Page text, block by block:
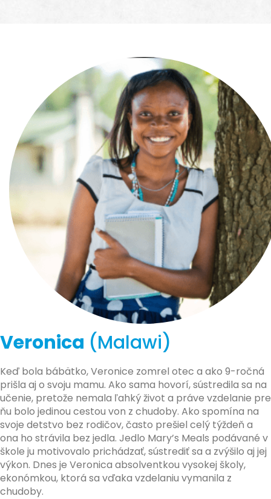
Veronica (Malawi)
Keď bola bábätko, Veronice zomrel otec a ako 9-ročná
prišla aj o svoju mamu. Ako sama hovorí, sústredila sa na
učenie, pretože nemala ľahký život a práve vzdelanie pre
ňu bolo jedinou cestou von z chudoby. Ako spomína na
svoje detstvo bez rodičov, často prešiel celý týždeň a
ona ho strávila bez jedla. Jedlo Mary’s Meals podávané v
škole ju motivovalo prichádzať, sústrediť sa a zvýšilo aj jej
výkon. Dnes je Veronica absolventkou vysokej školy,
ekonómkou, ktorá sa vďaka vzdelaniu vymanila z
chudoby.